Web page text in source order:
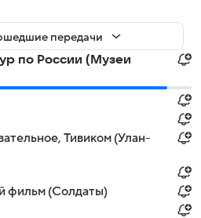
передачи
по России (Музеи
Тивиком (Улан-
фильм (Солдаты)